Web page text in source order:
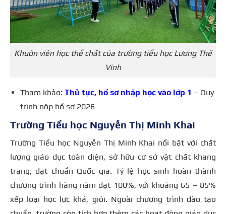
Khuôn viên học thể chất của trường tiểu học Lương Thế
Vinh
Tham khảo: Thủ tục, hồ sơ nhập học vào lớp 1 – Quy
trình nộp hồ sơ 2026
Trường Tiểu học Nguyễn Thị Minh Khai
Trường Tiểu học Nguyễn Thị Minh Khai nổi bật với chất
lượng giáo dục toàn diện, sở hữu cơ sở vật chất khang
trang, đạt chuẩn Quốc gia. Tỷ lệ học sinh hoàn thành
chương trình hàng năm đạt 100%, với khoảng 65 – 85%
xếp loại học lực khá, giỏi. Ngoài chương trình đào tạo